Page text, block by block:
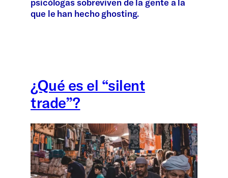
psicólogas sobreviven de la gente a la
que le han hecho ghosting.
¿Qué es el “silent
trade”?